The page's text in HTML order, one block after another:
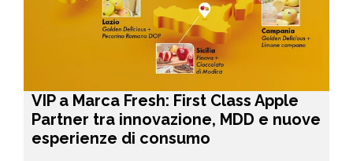
VIP a Marca Fresh: First Class Apple
Partner tra innovazione, MDD e nuove
esperienze di consumo